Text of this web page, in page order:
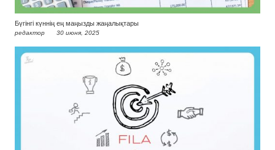
Бүгінгі күннің ең маңызды жаңалықтары
редактор 30 июня, 2025